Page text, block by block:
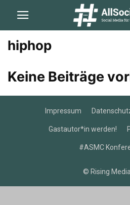
hiphop
Keine Beiträge
Impressum
Gastautor*in werden!
#ASMC
© Rising Media